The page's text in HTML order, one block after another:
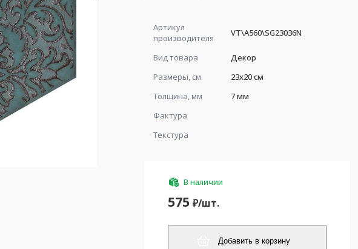
Артикул
производителя
VT\A560\SG23036N
Вид товара
Декор
Размеры, см
23x20 см
Толщина, мм
7 мм
Фактура
Текстура
В наличии
575 ₽/шт.
Добавить в корзину